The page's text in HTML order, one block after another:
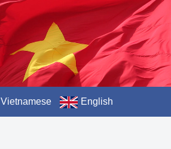
Vietnamese English